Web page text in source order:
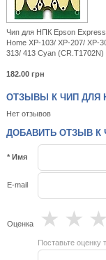
Чип для НПК Epson
Home XP-103/ XP-207/ XP-
313/ 413 Cyan (CR.T1702N)
182.00 грн
ОТЗЫВЫ К ЧИП ДЛЯ
Нет отзывов
ДОБАВИТЬ ОТЗЫВ К
* Имя
E-mail
Оценка ★
★
★
Поставьте оценку